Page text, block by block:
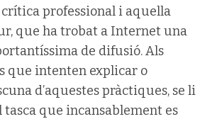
professional i aquella
que ha trobat a Internet una
de difusió. Als
que intenten explicar o
d’aquestes pràctiques, se li
que incansablement es